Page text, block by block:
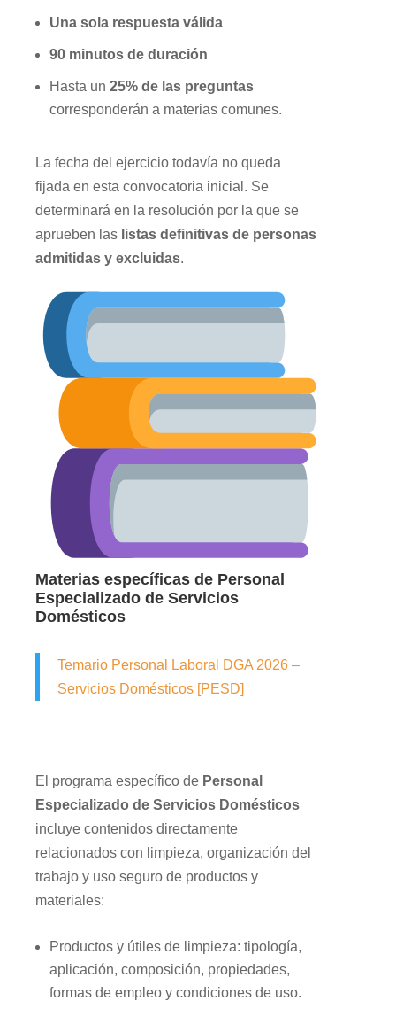
Una sola respuesta válida
90 minutos de duración
Hasta un 25% de las preguntas
corresponderán a materias comunes.
La fecha del ejercicio todavía no queda
fijada en esta convocatoria inicial. Se
determinará en la resolución por la que se
aprueben las listas definitivas de personas
admitidas y excluidas.
Materias específicas de Personal
Especializado de Servicios
Domésticos
Temario Personal Laboral DGA 2026 –
Servicios Domésticos [PESD]
El programa específico de Personal
Especializado de Servicios Domésticos
incluye contenidos directamente
relacionados con limpieza, organización del
trabajo y uso seguro de productos y
materiales:
Productos y útiles de limpieza: tipología,
aplicación, composición, propiedades,
formas de empleo y condiciones de uso.